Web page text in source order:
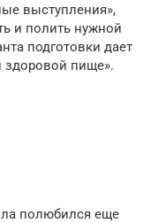
выступления»,
и полить нужной
подготовки дает
здоровой пище».
полюбился еще